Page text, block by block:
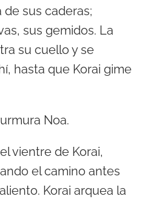
sus caderas;
sus gemidos. La
su cuello y se
hasta que Korai gime
Noa.
vientre de Korai,
el camino antes
Korai arquea la